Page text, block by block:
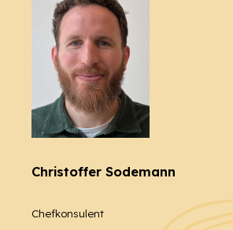
Christoffer Sodemann
Chefkonsulent